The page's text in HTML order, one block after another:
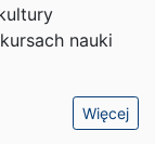
nauki
Więcej